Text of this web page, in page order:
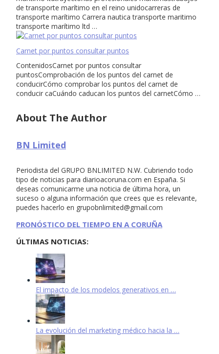
de transporte marítimo en el reino unidocarreras de
transporte marítimo Carrera nautica transporte maritimo
transporte marítimo ltd …
Carnet por puntos consultar puntos
ContenidosCarnet por puntos consultar
puntosComprobación de los puntos del carnet de
conducirCómo comprobar los puntos del carnet de
conducir caCuándo caducan los puntos del carnetCómo …
About The Author
BN Limited
Periodista del GRUPO BNLIMITED N.W. Cubriendo todo
tipo de noticias para diarioacoruna.com en España. Si
deseas comunicarme una noticia de última hora, un
suceso o alguna información que crees que es relevante,
puedes hacerlo en grupobnlimited@gmail.com
PRONÓSTICO DEL TIEMPO EN A CORUÑA
ÚLTIMAS NOTICIAS:
El impacto de los modelos generativos en …
La evolución del marketing médico hacia la …